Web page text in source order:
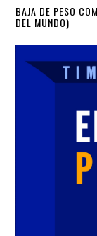
Primary
Sidebar
BAJA DE PESO
DEL MUNDO)